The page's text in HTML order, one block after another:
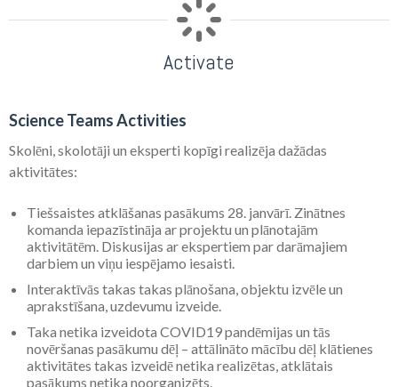
Activate
Science Teams Activities
Skolēni, skolotāji un eksperti kopīgi realizēja dažādas
aktivitātes:
Tiešsaistes atklāšanas pasākums 28. janvārī. Zinātnes
komanda iepazīstināja ar projektu un plānotajām
aktivitātēm. Diskusijas ar ekspertiem par darāmajiem
darbiem un viņu iespējamo iesaisti.
Interaktīvās takas takas plānošana, objektu izvēle un
aprakstīšana, uzdevumu izveide.
Taka netika izveidota COVID19 pandēmijas un tās
novēršanas pasākumu dēļ – attālināto mācību dēļ klātienes
aktivitātes takas izveidē netika realizētas, atklātais
pasākums netika noorganizēts.